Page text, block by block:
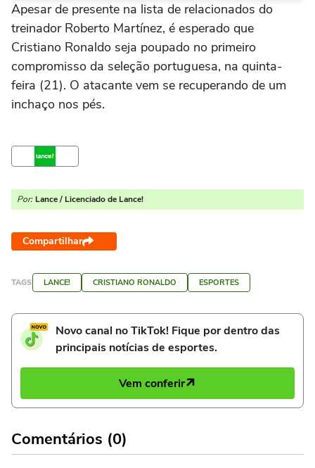
Apesar de presente na lista de relacionados do
treinador Roberto Martínez, é esperado que
Cristiano Ronaldo seja poupado no primeiro
compromisso da seleção portuguesa, na quinta-
feira (21). O atacante vem se recuperando de um
inchaço nos pés.
Por: Lance / Licenciado de Lance!
Compartilhar
TAGS LANCE! CRISTIANO RONALDO ESPORTES
Novo canal no TikTok! Fique por dentro das
principais notícias de esportes.
Vem conferir
Comentários (0)